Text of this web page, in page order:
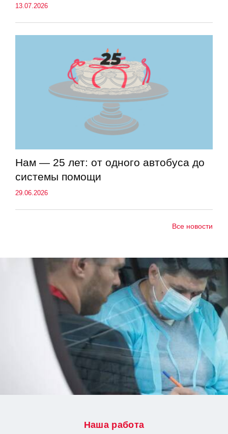
13.07.2026
Нам — 25 лет: от одного автобуса до
системы помощи
29.06.2026
Все новости
Наша работа